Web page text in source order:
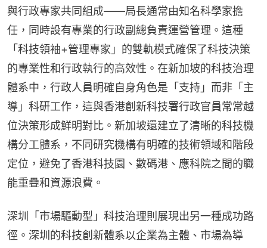
與行政專家共同組成——局長通常由知名科學家擔
任，同時設有專業的行政副總負責運營管理。這種
「科技領袖+管理專家」的雙軌模式確保了科技決策
的專業性和行政執行的高效性。在新加坡的科技治理
體系中，行政人員明確自身角色是「支持」而非「主
導」科研工作，這與香港創新科技署行政官員常常越
位決策形成鮮明對比。新加坡還建立了清晰的科技機
構分工體系，不同研究機構有明確的技術領域和階段
定位，避免了香港科技園、數碼港、應科院之間的職
能重疊和資源浪費。
深圳「市場驅動型」科技治理則展現出另一種成功路
徑。深圳的科技創新體系以企業為主體、市場為導